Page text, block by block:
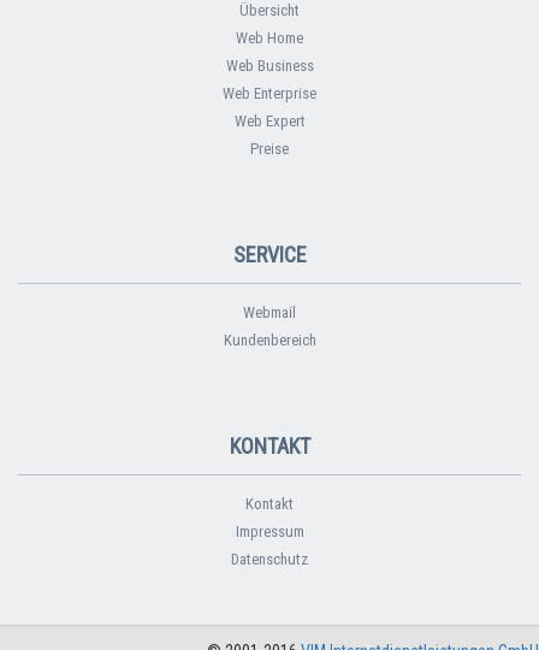
Übersicht
Web Home
Web Business
Web Enterprise
Web Expert
Preise
SERVICE
Webmail
Kundenbereich
KONTAKT
Kontakt
Impressum
Datenschutz